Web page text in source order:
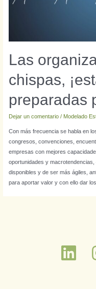
Las
chispas,
preparadas
Dejar un comentario / Modelado
Con más frecuencia se habla en
congresos, convenciones,
empresas con mejores
oportunidades y
disponibles y de ser más ágiles,
para aportar valor y con ello dar